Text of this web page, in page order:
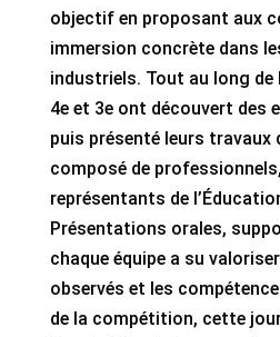
objectif en proposant aux
immersion concrète dans
industriels. Tout au long de
4e et 3e ont découvert des
puis présenté leurs travaux
composé de
représentants de
Présentations orales,
chaque équipe a su
observés et les
de la compétition, cette